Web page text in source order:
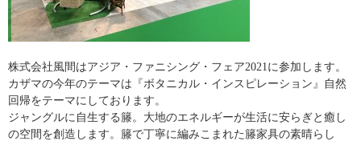
株式会社風間はアジア・ファニシング・フェア2021に参加します。
カザマの今年のテーマは『ボタニカル・インスピレーション』自然
回帰をテーマにしております。
ジャングルに自生する籐。大地のエネルギーが生活に安らぎと癒し
の空間を創造します。籐で丁寧に編みこまれた籐家具の素晴らし